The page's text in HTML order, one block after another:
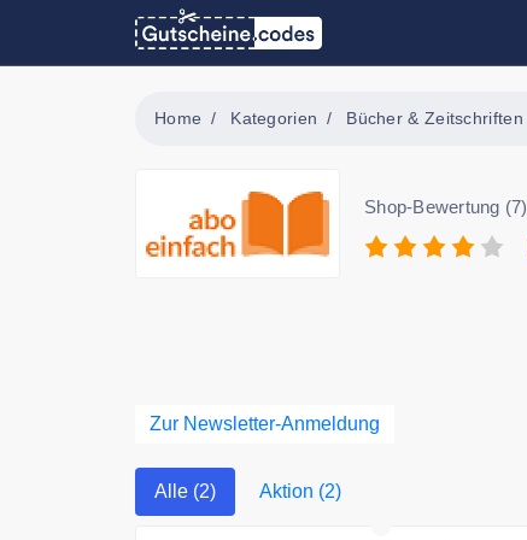
Home Kategorien Bücher & Zeitschriften
Shop-Bewertung (7)
Zur Newsletter-Anmeldung
Alle (2) Aktion (2)